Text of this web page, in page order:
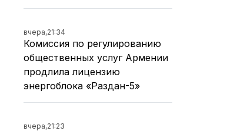
вчера,21:34
Комиссия по регулированию
общественных услуг Армении
продлила лицензию
энергоблока «Раздан-5»
вчера,21:23